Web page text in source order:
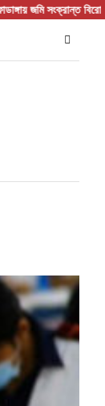
বিরোধের জেরে হামলা